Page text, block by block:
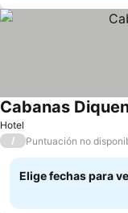
Hotel
Cabanas
/ Puntuación no
Elige fechas para